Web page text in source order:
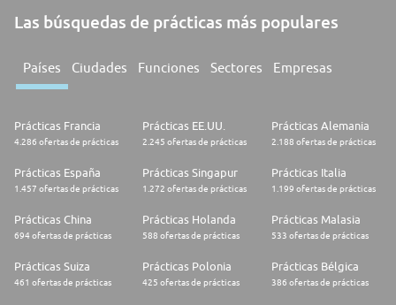
Las búsquedas de prácticas más populares
Países Ciudades Funciones Sectores Empresas
Prácticas Francia
4.286 ofertas de prácticas
Prácticas EE.UU.
2.245 ofertas de prácticas
Prácticas Alemania
2.188 ofertas de prácticas
Prácticas España
1.457 ofertas de prácticas
Prácticas Singapur
1.272 ofertas de prácticas
Prácticas Italia
1.199 ofertas de prácticas
Prácticas China
694 ofertas de prácticas
Prácticas Holanda
588 ofertas de prácticas
Prácticas Malasia
533 ofertas de prácticas
Prácticas Suiza
461 ofertas de prácticas
Prácticas Polonia
425 ofertas de prácticas
Prácticas Bélgica
386 ofertas de prácticas